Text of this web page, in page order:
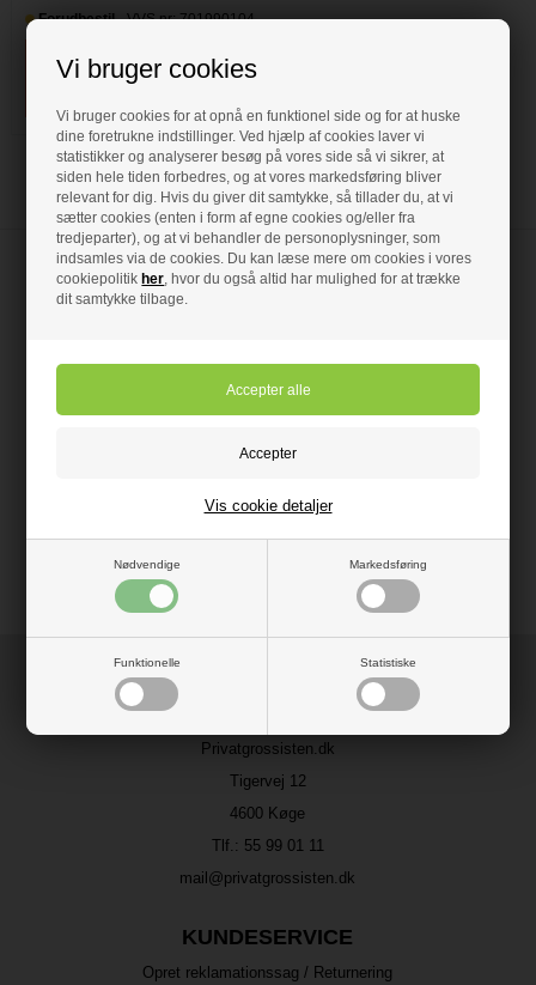
Vi bruger cookies
Vi bruger cookies for at opnå en funktionel side og for at huske
dine foretrukne indstillinger. Ved hjælp af cookies laver vi
statistikker og analyserer besøg på vores side så vi sikrer, at
siden hele tiden forbedres, og at vores markedsføring bliver
relevant for dig. Hvis du giver dit samtykke, så tillader du, at vi
sætter cookies (enten i form af egne cookies og/eller fra
tredjeparter), og at vi behandler de personoplysninger, som
indsamles via de cookies. Du kan læse mere om cookies i vores
cookiepolitik her, hvor du også altid har mulighed for at trække
dit samtykke tilbage.
Nødvendige Markedsføring
Funktionelle Statistiske
Vis cookie detaljer
Forudbestil- VVS nr: 701990104
HER FINDER DU OS
Privatgrossisten.dk
Tigervej 12
4600 Køge
Tlf.: 55 99 01 11
mail@privatgrossisten.dk
KUNDESERVICE
Opret reklamationssag / Returnering